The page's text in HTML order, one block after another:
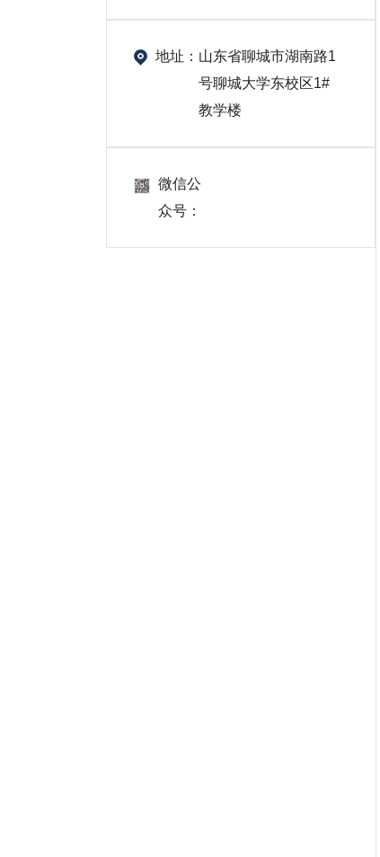
地址： 山东省聊城市湖南路1
号聊城大学东校区1#
教学楼
微信公
众号：